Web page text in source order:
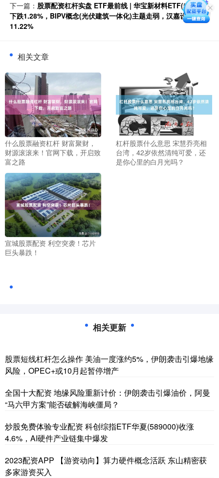
下一篇： 股票配资杠杆实盘 ETF最前线 | 华宝新材料ETF(516360)
下跌1.28%，BIPV概念(光伏建筑一体化)主题走弱，汉嘉设计上涨
11.22%
相关文章
什么股票融资杠杆 财富聚财，
财源滚滚来！官网下载，开启致
富之路
杠杆股票什么意思 宋慧乔亮相
台湾，42岁依然清纯可爱，还
是你心里的白月光吗？
宣城股票配资 利空突袭！芯片
巨头暴跌！
相关更新
股票短线杠杆怎么操作 美油一度涨约5%，伊朗袭击引爆地缘
风险，OPEC+或10月起暂停增产
全国十大配资 地缘风险重新计价：伊朗袭击引爆油价，阿曼
“马六甲方案”能否破解海峡僵局？
炒股免费体验专业配资 科创综指ETF华夏(589000)收涨
4.6%，AI硬件产业链集中爆发
2023配资APP 【游资动向】算力硬件概念活跃 东山精密获
多家游资买入